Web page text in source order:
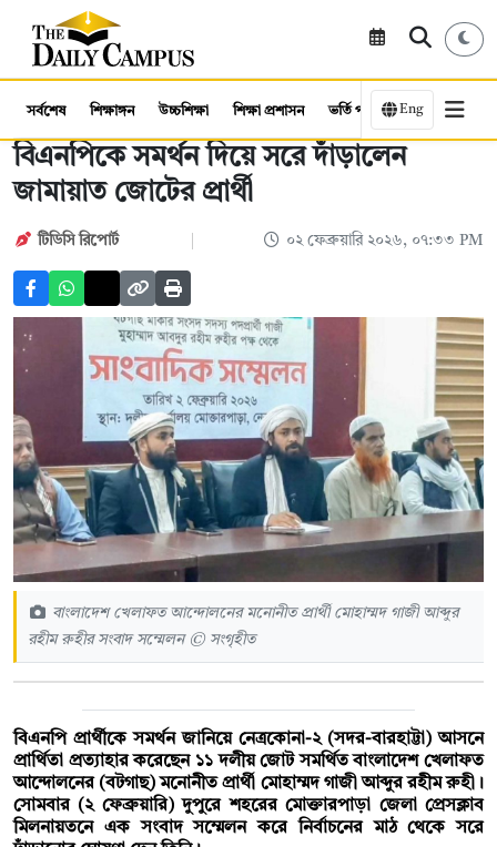
সর্বশেষ শিক্ষাঙ্গন উচ্চশিক্ষা শিক্ষা প্রশাসন ভর্তি পরীক্ষা কর্মসংস্থান
Eng
বিএনপিকে সমর্থন দিয়ে সরে দাঁড়ালেন
জামায়াত জোটের প্রার্থী
টিডিসি রিপোর্ট ০২ ফেব্রুয়ারি ২০২৬, ০৭:৩৩ PM
বাংলাদেশ খেলাফত আন্দোলনের মনোনীত প্রার্থী মোহাম্মদ গাজী আব্দুর
রহীম রুহীর সংবাদ সম্মেলন © সংগৃহীত
বিএনপি প্রার্থীকে সমর্থন জানিয়ে নেত্রকোনা-২ (সদর-বারহাট্টা) আসনে
প্রার্থিতা প্রত্যাহার করেছেন ১১ দলীয় জোট সমর্থিত বাংলাদেশ খেলাফত
আন্দোলনের (বটগাছ) মনোনীত প্রার্থী মোহাম্মদ গাজী আব্দুর রহীম রুহী।
সোমবার (২ ফেব্রুয়ারি) দুপুরে শহরের মোক্তারপাড়া জেলা প্রেসক্লাব
মিলনায়তনে এক সংবাদ সম্মেলন করে নির্বাচনের মাঠ থেকে সরে